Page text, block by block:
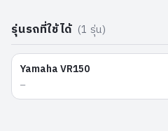
รุ่นรถที่ใช้ได้ (1 รุ่น)
YamahaVR150
—